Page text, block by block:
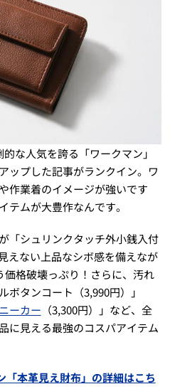
な人気を誇る「ワークマン」
ップした記事がランクイン。ワ
作業着のイメージが強いです
テムが大豊作なんです。
「シュリンクタッチ外小銭入付
えない上品なシボ感を備えなが
価格破壊っぷり！さらに、汚れ
ボタンコート（3,990円）」
ーカー （3,300円）」など、全
に見える最強のコスパアイテム
本革見え財布」の詳細はこち